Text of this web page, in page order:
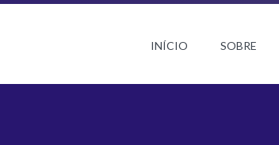
INÍCIO SOBRE